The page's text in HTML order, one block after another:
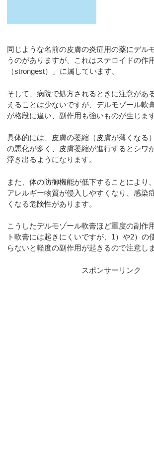
同じような名前の皮膚の炎症用の薬にデル
うのがありますが、これはステロイドの作
（strongest）」に属しています。
そして、病院で処方されるときに注意があ
えることは少ないですが、デルモゾール軟
が格段に違い、副作用も強いものが生じます
具体的には、皮膚の萎縮（皮膚が薄くなる
の悪化が多く、皮膚萎縮が進行するとシワ
浮き出るようになります。
また、体の防御機能が低下することにより
アレルギー物質が侵入しやすくなり、感染
くなる危険性があります。
こうしたデルモゾール軟膏ほど重度の副作
ト軟膏には起きにくいですが、1）や2）の
らないと軽度の副作用が起きるので注意し
スポンサーリンク